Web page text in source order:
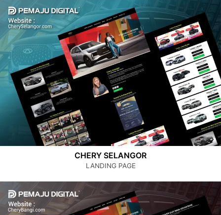
CHERY SELANGOR
LANDING PAGE